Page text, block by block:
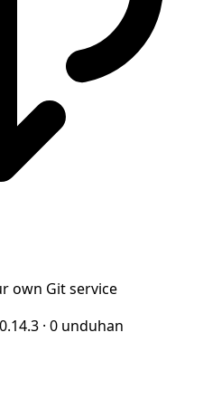
own Git service
· 0 unduhan